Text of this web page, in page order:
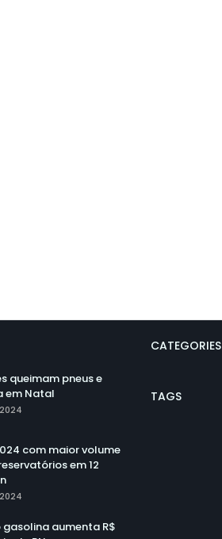
queimam pneus e
em Natal
com maior volume
em 12
aumenta R$
CATEGORIES
TAGS